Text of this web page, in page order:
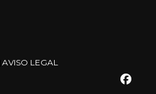
AVISO LEGAL